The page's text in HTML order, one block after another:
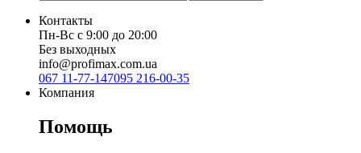
Контакты
Пн-Вс с 9:00 до 20:00
Без выходных
info@profimax.com.ua
067 11-77-147095 216-00-35
Компания
Помощь